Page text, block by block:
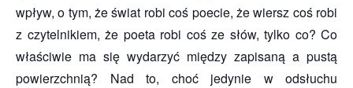
wpływ, o tym, że świat robi coś poecie, że wiersz coś robi
z czytelnikiem, że poeta robi coś ze słów, tylko co? Co
właściwie ma się wydarzyć między zapisaną a pustą
powierzchnią? Nad to, choć jedynie w odsłuchu